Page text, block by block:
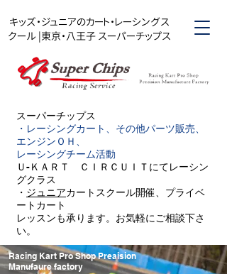
キッズ・ジュニアのカート・レーシングス
クール |東京・八王子 スーパーチップス
Racing Kart Pro Shop Preaision
Manufaure factory
スーパーチップス​
・レーシングカート、その他パーツ販売、
エンジンＯＨ、
レーシングチーム活動
Ｕ-ＫＡＲＴ ＣＩＲＣＵＩＴにてレーシン
グクラス
・ ジュニアカートスクール開催、プライベ
ートカート
レッスンも承ります。お気軽にご相談下さ
い。